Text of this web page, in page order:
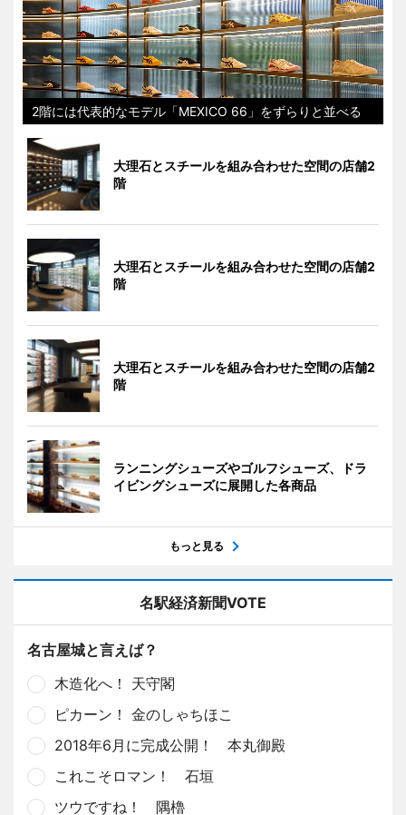
2階には代表的なモデル「MEXICO 66」をずらりと並べる
大理石とスチールを組み合わせた空間の店舗2
階
大理石とスチールを組み合わせた空間の店舗2
階
大理石とスチールを組み合わせた空間の店舗2
階
ランニングシューズやゴルフシューズ、ドラ
イビングシューズに展開した各商品
もっと見る
名駅経済新聞VOTE
名古屋城と言えば？
木造化へ！ 天守閣
ピカーン！ 金のしゃちほこ
2018年6月に完成公開！ 本丸御殿
これこそロマン！ 石垣
ツウですね！ 隅櫓